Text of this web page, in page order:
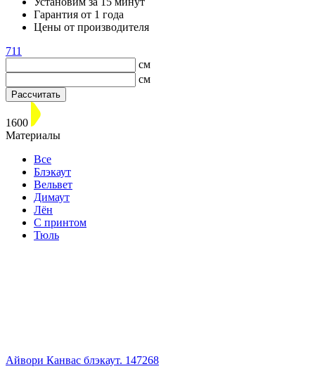
Гарантия от 1 года
Цены от производителя
711
см
см
Рассчитать
1600
Материалы
Все
Блэкаут
Вельвет
Димаут
Лён
С принтом
Тюль
Айвори Канвас блэкаут. 147268